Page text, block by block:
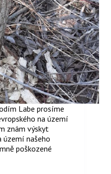
Labe prosíme
na území
znám výskyt
území našeho
poškozené